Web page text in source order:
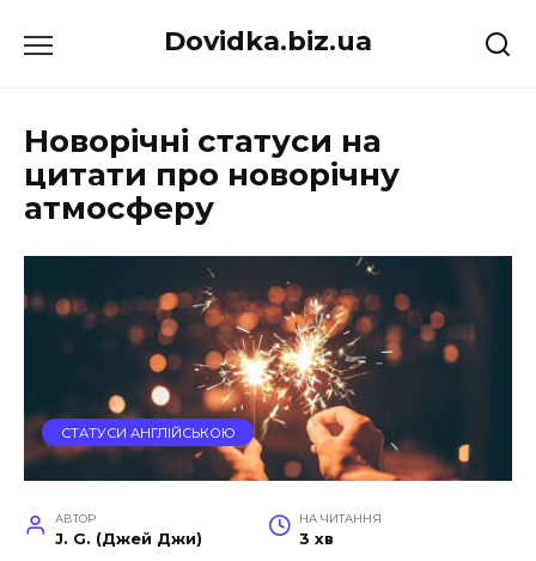
до
Dovidka.biz.ua
Новорічні статуси на
цитати про новорічну
атмосферу
СТАТУСИ АНГЛІЙСЬКОЮ
АВТОР
J. G. (Джей Джи)
НА ЧИТАННЯ
3 хв